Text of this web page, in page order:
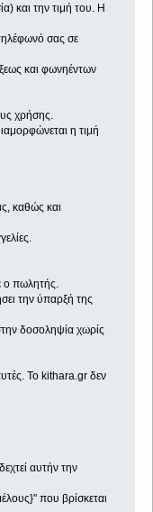
και την τιμή του. Η
σας σε
και φωνηέντων
χρήσης.
η τιμή
καθώς και
ο πωλητής.
την ύπαρξή της
δοσοληψία χωρίς
Το kithara.gr δεν
αυτήν την
που βρίσκεται